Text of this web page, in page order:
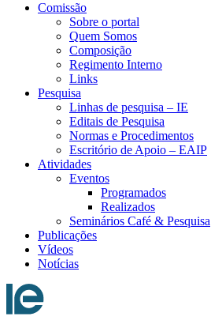
Comissão
Sobre o portal
Quem Somos
Composição
Regimento Interno
Links
Pesquisa
Linhas de pesquisa – IE
Editais de Pesquisa
Normas e Procedimentos
Escritório de Apoio – EAIP
Atividades
Eventos
Programados
Realizados
Seminários Café & Pesquisa
Publicações
Vídeos
Notícias